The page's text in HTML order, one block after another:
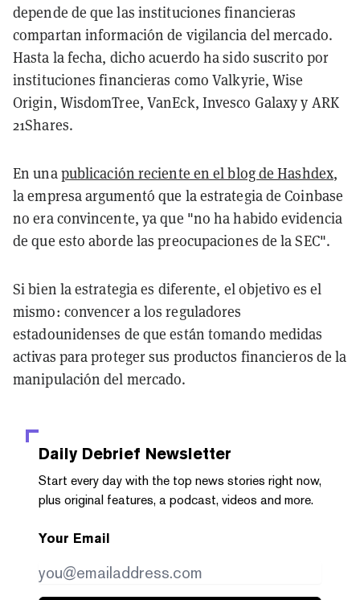
depende de que las instituciones financieras
compartan información de vigilancia del mercado.
Hasta la fecha, dicho acuerdo ha sido suscrito por
instituciones financieras como Valkyrie, Wise
Origin, WisdomTree, VanEck, Invesco Galaxy y ARK
21Shares.
En unapublicación reciente en el blog de Hashdex,
la empresa argumentó que la estrategia de Coinbase
no era convincente, ya que "no ha habido evidencia
de que esto aborde las preocupaciones de la SEC".
Si bien la estrategia es diferente, el objetivo es el
mismo: convencer a los reguladores
estadounidenses de que están tomando medidas
activas para proteger sus productos financieros de la
manipulación del mercado.
Daily Debrief Newsletter
Start every day with the top news stories right now,
plus original features, a podcast, videos and more.
Your Email